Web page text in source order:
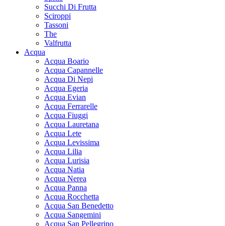
Succhi Di Frutta
Sciroppi
Tassoni
The
Valfrutta
Acqua
Acqua Boario
Acqua Capannelle
Acqua Di Nepi
Acqua Egeria
Acqua Evian
Acqua Ferrarelle
Acqua Fiuggi
Acqua Lauretana
Acqua Lete
Acqua Levissima
Acqua Lilia
Acqua Lurisia
Acqua Natia
Acqua Nerea
Acqua Panna
Acqua Rocchetta
Acqua San Benedetto
Acqua Sangemini
Acqua San Pellegrino